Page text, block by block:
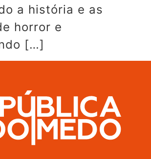
a história e as
horror e
[…]